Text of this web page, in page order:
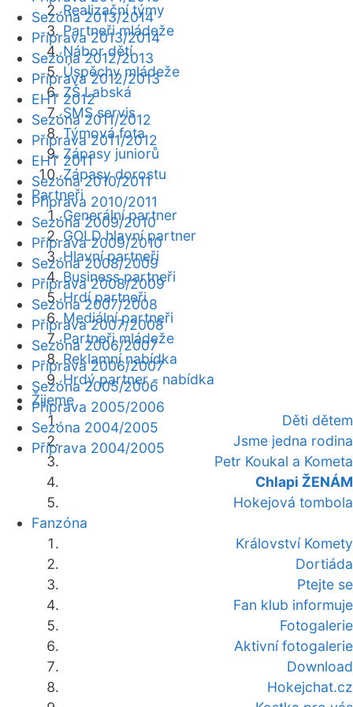
Realizační týmy
Partneři mládeže
Nábor dětí
Úspěchy mládeže
ZŠ Labská
SMS servis
Týmová fota
Zápasy juniorů
Zápasy dorostu
Partneři
Generální partner
GOLD hlavní partner
Hlavní partneři
Business partneři
Hrdí partneři
Mediální partneři
Partneři mládeže
Reklamní nabídka
Hrdý partner - nabídka
Žijeme
Děti dětem
Jsme jedna rodina
Petr Koukal a Kometa
Chlapi ŽENÁM
Hokejová tombola
Fanzóna
Království Komety
Dortiáda
Ptejte se
Fan klub informuje
Fotogalerie
Aktivní fotogalerie
Download
Hokejchat.cz
Sezóna 2013/2014
Příprava 2013/2014
Sezóna 2012/2013
Příprava 2012/2013
EHT 2012
Sezóna 2011/2012
Příprava 2011/2012
EHT 2011
Sezóna 2010/2011
Příprava 2010/2011
Sezóna 2009/2010
Příprava 2009/2010
Sezóna 2008/2009
Příprava 2008/2009
Sezóna 2007/2008
Příprava 2007/2008
Sezóna 2006/2007
Příprava 2006/2007
Sezóna 2005/2006
Příprava 2005/2006
Sezóna 2004/2005
Příprava 2004/2005